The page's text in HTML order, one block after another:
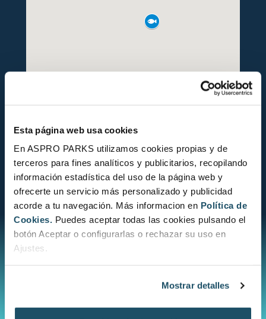
Esta página web usa cookies
En ASPRO PARKS utilizamos cookies propias y de
terceros para fines analíticos y publicitarios, recopilando
información estadística del uso de la página web y
ofrecerte un servicio más personalizado y publicidad
acorde a tu navegación. Más informacion en Política de
Cookies. Puedes aceptar todas las cookies pulsando el
botón Aceptar o configurarlas o rechazar su uso en
Ajustes.
Mostrar detalles
ESTADO DE CONSERVACIÓN
CONOCE EL ESTADO DE CONSERVACIÓN